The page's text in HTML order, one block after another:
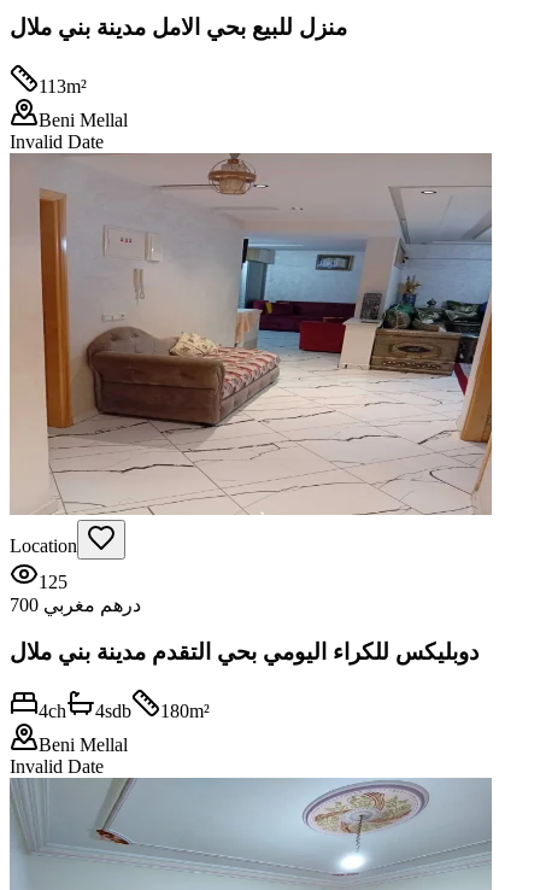
منزل للبيع بحي الامل مدينة بني ملال
113m²
Beni Mellal
Invalid Date
Location
125
700 درهم مغربي
دوبليكس للكراء اليومي بحي التقدم مدينة بني ملال
4ch 4sdb 180m²
Beni Mellal
Invalid Date